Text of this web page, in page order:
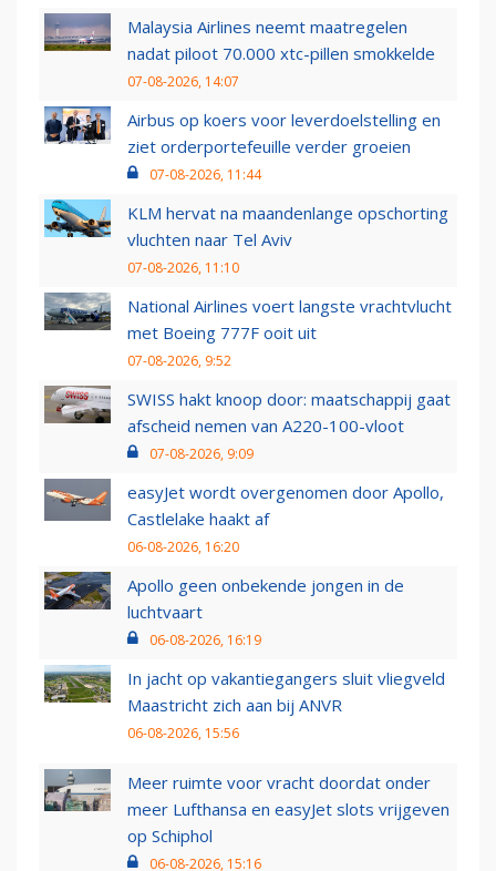
Malaysia Airlines neemt maatregelen
nadat piloot 70.000 xtc-pillen smokkelde
07-08-2026, 14:07
Airbus op koers voor leverdoelstelling en
ziet orderportefeuille verder groeien
07-08-2026, 11:44
KLM hervat na maandenlange opschorting
vluchten naar Tel Aviv
07-08-2026, 11:10
National Airlines voert langste vrachtvlucht
met Boeing 777F ooit uit
07-08-2026, 9:52
SWISS hakt knoop door: maatschappij gaat
afscheid nemen van A220-100-vloot
07-08-2026, 9:09
easyJet wordt overgenomen door Apollo,
Castlelake haakt af
06-08-2026, 16:20
Apollo geen onbekende jongen in de
luchtvaart
06-08-2026, 16:19
In jacht op vakantiegangers sluit vliegveld
Maastricht zich aan bij ANVR
06-08-2026, 15:56
Meer ruimte voor vracht doordat onder
meer Lufthansa en easyJet slots vrijgeven
op Schiphol
06-08-2026, 15:16